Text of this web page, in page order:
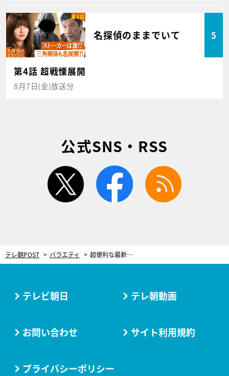
名探偵のままでいて 5
第4話 超戦慄展開
8月7日(金)放送分
公式SNS・RSS
twitter facebook
テレ朝POST バラエティ 超便利な最新掃除機に驚き！恒例“家電芸人”、登場する商品全部欲しくなる！
テレビ朝日 テレ朝動画
お問い合わせ サイト利用規約
プライバシーポリシー